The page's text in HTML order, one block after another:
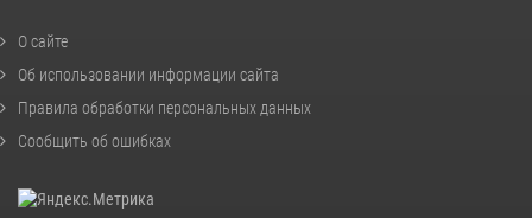
О сайте
Об использовании информации сайта
Правила обработки персональных данных
Сообщить об ошибках